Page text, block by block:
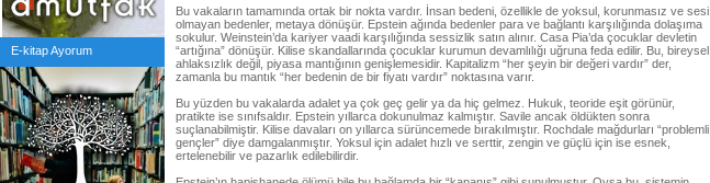
E-kitap Ayorum
Bu vakaların tamamında ortak bir nokta vardır. İnsan bedeni, özellikle de yoksul, korunmasız ve sesi
olmayan bedenler, metaya dönüşür. Epstein ağında bedenler para ve bağlantı karşılığında dolaşıma
sokulur. Weinstein’da kariyer vaadi karşılığında sessizlik satın alınır. Casa Pia’da çocuklar devletin
“artığına” dönüşür. Kilise skandallarında çocuklar kurumun devamlılığı uğruna feda edilir. Bu, bireysel
ahlaksızlık değil, piyasa mantığının genişlemesidir. Kapitalizm “her şeyin bir değeri vardır” der,
zamanla bu mantık “her bedenin de bir fiyatı vardır” noktasına varır.
Bu yüzden bu vakalarda adalet ya çok geç gelir ya da hiç gelmez. Hukuk, teoride eşit görünür,
pratikte ise sınıfsaldır. Epstein yıllarca dokunulmaz kalmıştır. Savile ancak öldükten sonra
suçlanabilmiştir. Kilise davaları on yıllarca sürüncemede bırakılmıştır. Rochdale mağdurları “problemli
gençler” diye damgalanmıştır. Yoksul için adalet hızlı ve serttir, zengin ve güçlü için ise esnek,
ertelenebilir ve pazarlık edilebilirdir.